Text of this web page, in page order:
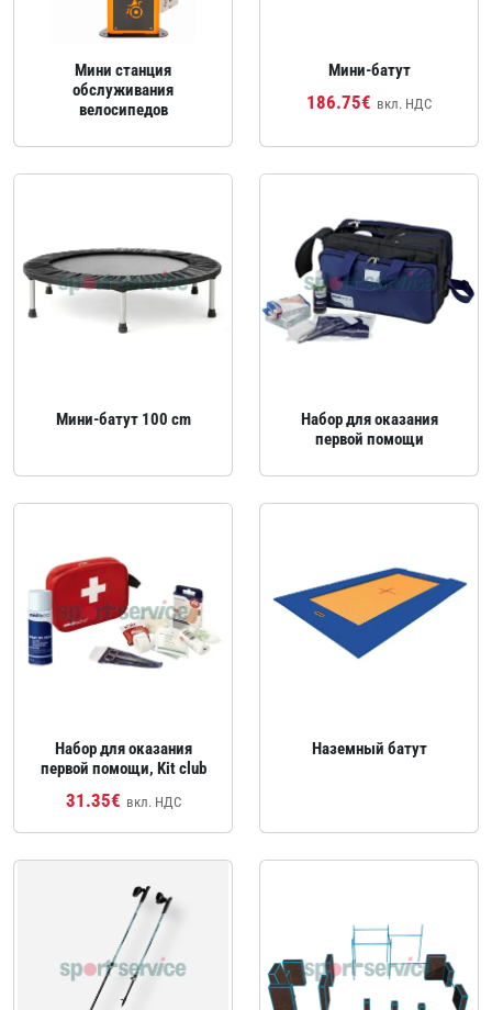
Мини станция
обслуживания
велосипедов
Мини‑батут
186.75€ вкл. НДС
Мини‑батут 100 cm
Набор для оказания
первой помощи
Набор для оказания
первой помощи, Kit club
31.35€ вкл. НДС
Наземный батут